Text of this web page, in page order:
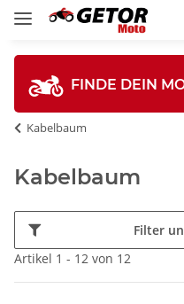
FINDE DEIN
Kabelbaum
Kabelbaum
Filter
Artikel 1 - 12 von 12